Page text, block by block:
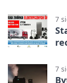
7
7